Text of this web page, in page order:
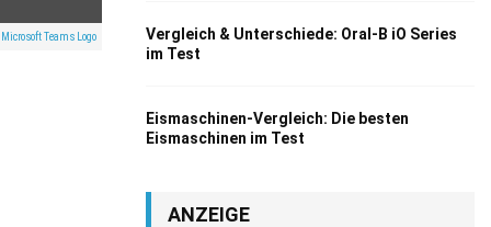
Teams Logo
Vergleich & Unterschiede: Oral-B iO Series
im Test
Eismaschinen-Vergleich: Die besten
Eismaschinen im Test
ANZEIGE